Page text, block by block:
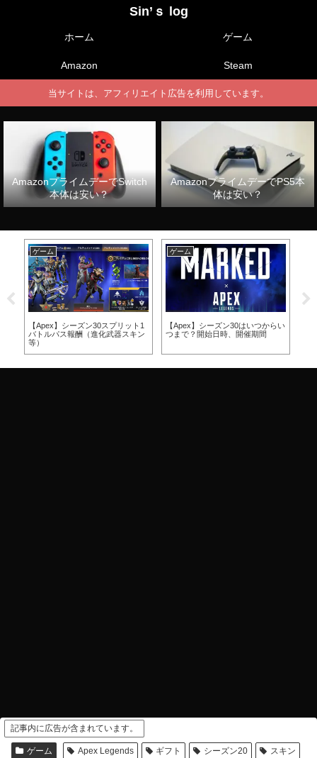
Sin’ｓ log
ホーム ゲーム
Amazon Steam
当サイトは、アフィリエイト広告を利用しています。
AmazonプライムデーでSwitch
本体は安い？
AmazonプライムデーでPS5本
体は安い？
ゲーム
【Apex】シーズン30スプリット1
バトルパス報酬（進化武器スキン
等）
ゲーム
【Apex】シーズン30はいつからい
つまで？開始日時、開催期間
記事内に広告が含まれています。
ゲーム Apex Legends ギフト シーズン20
スキン